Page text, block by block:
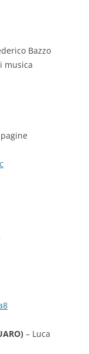
Bazzo
musica
– Luca